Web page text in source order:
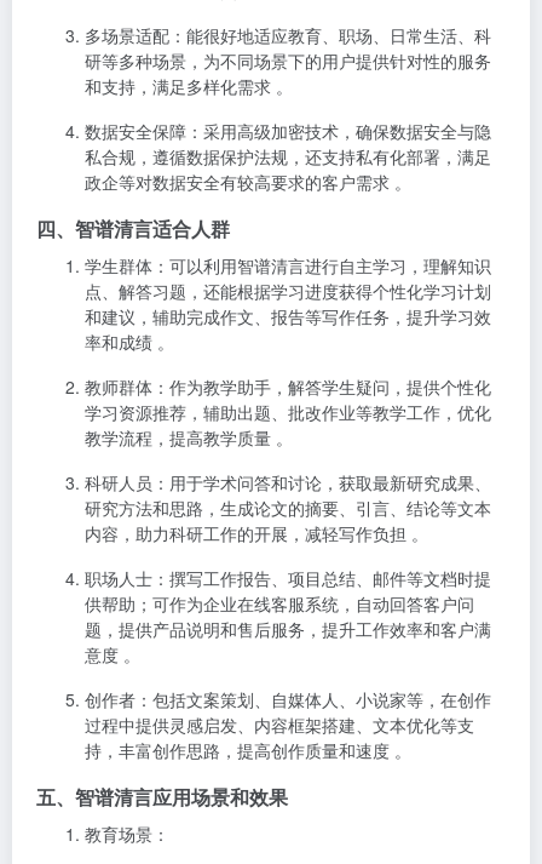
多场景适配 ：能很好地适应教育、职场、日常生活、科
研等多种场景，为不同场景下的用户提供针对性的服务
和支持，满足多样化需求 。
数据安全保障 ：采用高级加密技术，确保数据安全与隐
私合规，遵循数据保护法规，还支持私有化部署，满足
政企等对数据安全有较高要求的客户需求 。
四、智谱清言适合人群
学生群体 ：可以利用智谱清言进行自主学习，理解知识
点、解答习题，还能根据学习进度获得个性化学习计划
和建议，辅助完成作文、报告等写作任务，提升学习效
率和成绩 。
教师群体 ：作为教学助手，解答学生疑问，提供个性化
学习资源推荐，辅助出题、批改作业等教学工作，优化
教学流程，提高教学质量 。
科研人员 ：用于学术问答和讨论，获取最新研究成果、
研究方法和思路，生成论文的摘要、引言、结论等文本
内容，助力科研工作的开展，减轻写作负担 。
职场人士 ：撰写工作报告、项目总结、邮件等文档时提
供帮助；可作为企业在线客服系统，自动回答客户问
题，提供产品说明和售后服务，提升工作效率和客户满
意度 。
创作者 ：包括文案策划、自媒体人、小说家等，在创作
过程中提供灵感启发、内容框架搭建、文本优化等支
持，丰富创作思路，提高创作质量和速度 。
五、智谱清言应用场景和效果
教育场景 ：